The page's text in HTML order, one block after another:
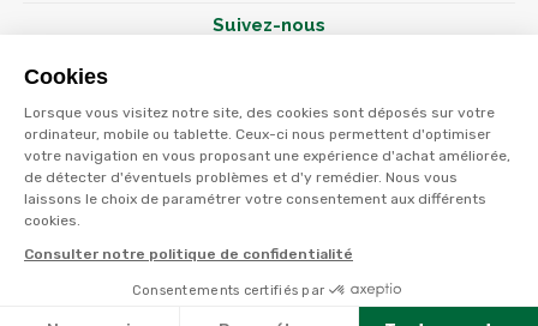
Cookies
Lorsque vous visitez notre site, des cookies sont déposés sur votre
ordinateur, mobile ou tablette. Ceux-ci nous permettent d'optimiser
votre navigation en vous proposant une expérience d'achat améliorée,
de détecter d'éventuels problèmes et d'y remédier. Nous vous
laissons le choix de paramétrer votre consentement aux différents
cookies.
Consulter notre politique de confidentialité
Consentements certifiés par
Suivez-nous
© Terres et eaux 2026
Politique de confidentialité
Mentions légales
CGV